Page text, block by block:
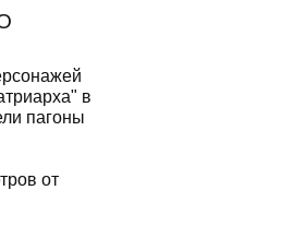
в
пагоны
от